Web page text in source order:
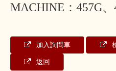
MACHINE：457G
加入詢問車
返回